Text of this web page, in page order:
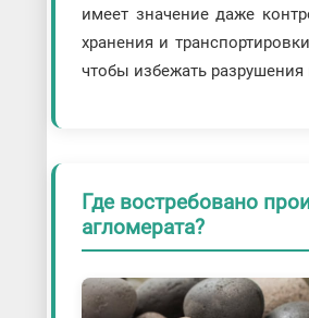
имеет значение даже
хранения и
чтобы избежать разрушения
Где востребовано
агломерата?